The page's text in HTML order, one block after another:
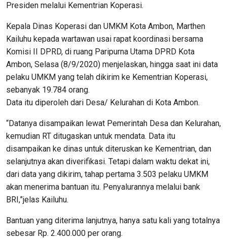
Presiden melalui Kementrian Koperasi.
Kepala Dinas Koperasi dan UMKM Kota Ambon, Marthen
Kailuhu kepada wartawan usai rapat koordinasi bersama
Komisi II DPRD, di ruang Paripurna Utama DPRD Kota
Ambon, Selasa (8/9/2020) menjelaskan, hingga saat ini data
pelaku UMKM yang telah dikirim ke Kementrian Koperasi,
sebanyak 19.784 orang.
Data itu diperoleh dari Desa/ Kelurahan di Kota Ambon.
“Datanya disampaikan lewat Pemerintah Desa dan Kelurahan,
kemudian RT ditugaskan untuk mendata. Data itu
disampaikan ke dinas untuk diteruskan ke Kementrian, dan
selanjutnya akan diverifikasi. Tetapi dalam waktu dekat ini,
dari data yang dikirim, tahap pertama 3.503 pelaku UMKM
akan menerima bantuan itu. Penyalurannya melalui bank
BRI,”jelas Kailuhu.
Bantuan yang diterima lanjutnya, hanya satu kali yang totalnya
sebesar Rp. 2.400.000 per orang.